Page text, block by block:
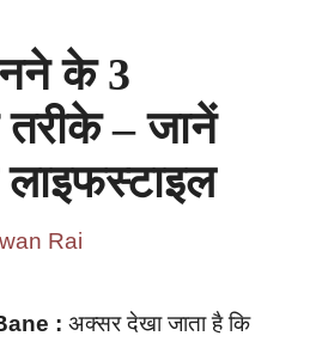
के 3
तरीके – जानें
Rai
: अक्सर देखा जाता है कि